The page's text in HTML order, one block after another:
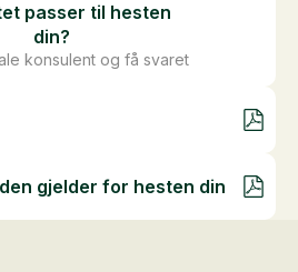
passer til hesten
din?
konsulent og få svaret
gjelder for hesten din